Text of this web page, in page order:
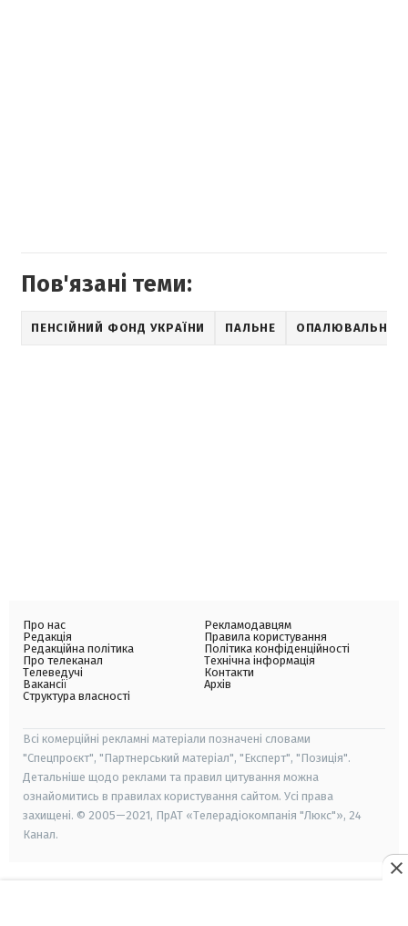
Пов'язані теми:
ПЕНСІЙНИЙ ФОНД УКРАЇНИ ПАЛЬНЕ ОПАЛЮВАЛЬНИЙ
Про нас
Редакція
Редакційна політика
Про телеканал
Телеведучі
Вакансії
Структура власності
Рекламодавцям
Правила користування
Політика конфіденційності
Технічна інформація
Контакти
Архів
Всі комерційні рекламні матеріали позначені словами
"Спецпроєкт", "Партнерський матеріал", "Експерт", "Позиція".
Детальніше щодо реклами та правил цитування можна
ознайомитись в правилах користування сайтом. Усі права
захищені. © 2005—2021, ПрАТ «Телерадіокомпанія "Люкс"», 24
Канал.